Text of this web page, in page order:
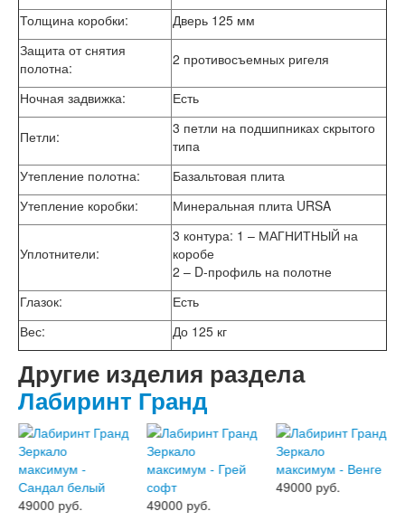
Толщина коробки:
Дверь 125 мм
Защита от снятия
полотна:
2 противосъемных ригеля
Ночная задвижка: Есть
Петли:
3 петли на подшипниках скрытого
типа
Утепление полотна:
Базальтовая плита
Утепление коробки:
Минеральная плита URSA
Уплотнители:
3 контура: 1 – МАГНИТНЫЙ на
коробе
2 – D-профиль на полотне
Глазок:
Есть
Вес:
До 125 кг
Другие изделия раздела
Лабиринт Гранд
49000 руб. 49000 руб.
49000 руб.